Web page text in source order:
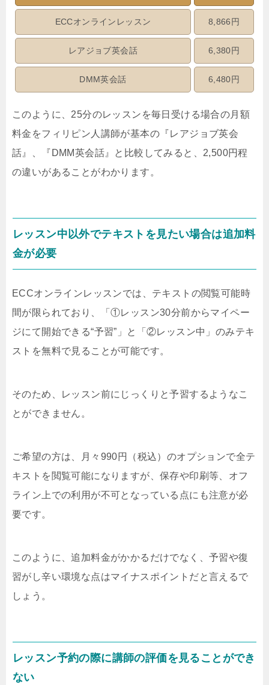
ECCオンラインレッスン 8,866円
レアジョブ英会話 6,380円
DMM英会話 6,480円
このように、25分のレッスンを毎日受ける場合の月額
料金をフィリピン人講師が基本の『レアジョブ英会
話』、『DMM英会話』と比較してみると、2,500円程
の違いがあることがわかります。
レッスン中以外でテキストを見たい場合は追加料
金が必要
ECCオンラインレッスンでは、テキストの閲覧可能時
間が限られており、「①レッスン30分前からマイペー
ジにて開始できる“予習”」と「②レッスン中」のみテキ
ストを無料で見ることが可能です。
そのため、レッスン前にじっくりと予習するようなこ
とができません。
ご希望の方は、月々990円（税込）のオプションで全テ
キストを閲覧可能になりますが、保存や印刷等、オフ
ライン上での利用が不可となっている点にも注意が必
要です。
このように、追加料金がかかるだけでなく、予習や復
習がし辛い環境な点はマイナスポイントだと言えるで
しょう。
レッスン予約の際に講師の評価を見ることができ
ない